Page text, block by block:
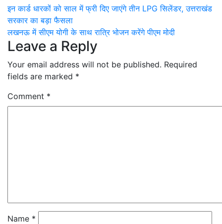
Post
navigation
इन कार्ड धारकों को साल में फ्री दिए जाएंगे तीन LPG सिलेंडर, उत्तराखंड
सरकार का बड़ा फैसला
लखनऊ में सीएम योगी के साथ रात्रि भोजन करेंगे पीएम मोदी
Leave a Reply
Your email address will not be published. Required
fields are marked *
Comment *
Name *